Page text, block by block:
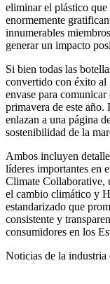
eliminar el plástico
enormemente
innumerables
generar un impacto
Si bien todas las
convertido con éxito al
envase para
primavera de este
enlazan a una página
sostenibilidad de la
Ambos incluyen
líderes importantes en
Climate Collaborative,
el cambio climático y
estandarizado que
consistente y
consumidores en los
Noticias de la industria